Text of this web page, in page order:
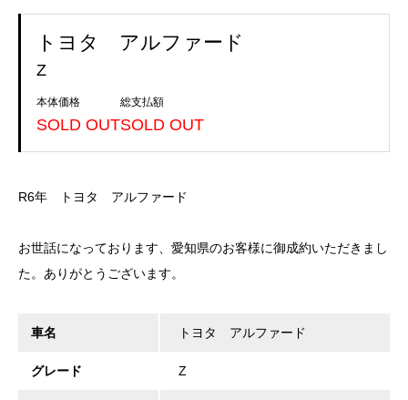
トヨタ アルファード
Z
本体価格
SOLD OUT
総支払額
SOLD OUT
R6年 トヨタ アルファード
お世話になっております、愛知県のお客様に御成約いただきまし
た。ありがとうございます。
車名 トヨタ アルファード
グレード Z